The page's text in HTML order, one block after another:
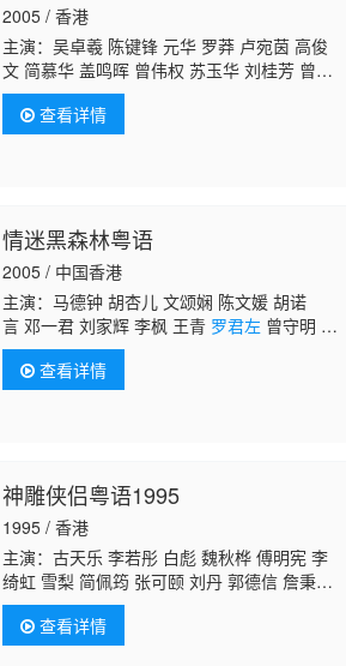
2005 / 香港
主演：吴卓羲 陈键锋 元华 罗莽 卢宛茵 高俊
文 简慕华 盖鸣晖 曾伟权 苏玉华 刘桂芳 曾慧
云 李海生 郭锋 曹敏莉 祝文君 李冈龙 林敬
刚 郑家生 骆达华 陈荣峻 陈勉良 陈颖妍 林影
红 游飙 郭卓桦 李家鼎 蔡国庆
尧 霍健邦 廖丽丽 陈念君 苏恩磁 丁主惠 赵乐
贤 徐荣 何芷珊 沈可欣 王维德 彭皓锋 林远
迎 殷樱 叶凯茵 罗泳娴 李丽丽 萧徽勇 郑
查看详情
情迷黑森林粤语
2005 / 中国香港
主演：马德钟 胡杏儿 文颂娴 陈文媛 胡诺
言 邓一君 刘家辉 李枫 王青 罗君左 曾守明 戴
耀明 汤俊明 夏竹欣 陈姿颖 罗泳娴 鲁文杰 伍
泺文 司徒瑞祈 艾威 马蹄露 河国荣 朱凯婷 王
树熹 李丽丽 蔡子健 罗冠兰 伍文生 朱咪咪 李
查看详情
神雕侠侣粤语1995
1995 / 香港
主演：古天乐 李若彤 白彪 魏秋桦 傅明宪 李
绮虹 雪梨 简佩筠 张可颐 刘丹 郭德信 詹秉
熙 朱铁和 骆应钧 吴家辉 李家强 戴志伟 江
毅 黄仲匡 张翼 苏玉华 黎耀祥 李国麟 吴家
乐 李子雄 何洁珊 李耀景 冯晓文 刘江 李丽
查看详情